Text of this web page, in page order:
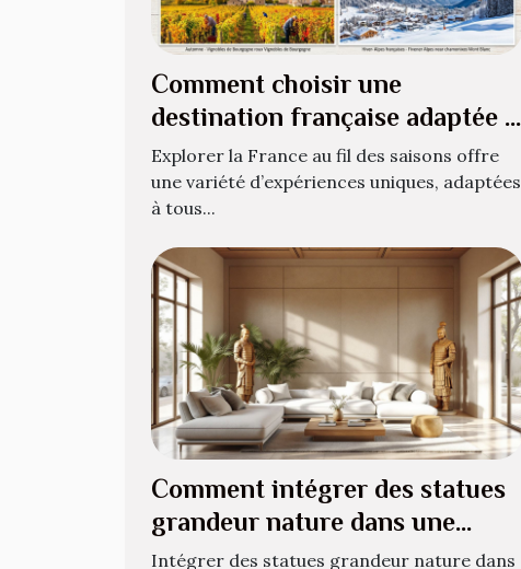
Comment choisir une
destination française adaptée à
chaque saison ?
Explorer la France au fil des saisons offre
une variété d’expériences uniques, adaptées
à tous...
Comment intégrer des statues
grandeur nature dans une
décoration moderne ?
Intégrer des statues grandeur nature dans